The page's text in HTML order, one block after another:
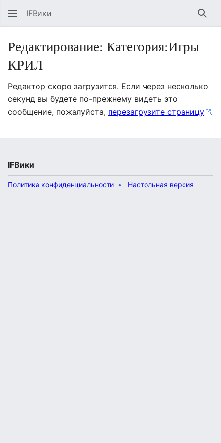
IFВики
Редактирование: Категория:Игры
КРИЛ
Редактор скоро загрузится. Если через несколько
секунд вы будете по-прежнему видеть это
сообщение, пожалуйста, перезагрузите страницу .
IFВики
Политика конфиденциальности Настольная версия